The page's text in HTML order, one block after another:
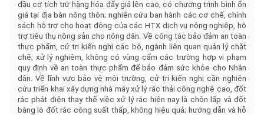
đầu cơ tích trữ hàng hóa đẩy giá lên cao, có chương trình bình ổn
giá tại địa bàn nông thôn; nghiên cứu ban hành các cơ chế, chính
sách hỗ trợ cho hoạt động của các HTX dịch vụ nông nghiệp, hỗ
trợ tiêu thụ nông sản cho nông dân. Về công tác bảo đảm an toàn
thực phẩm, cử tri kiến nghị các bộ, ngành liên quan quản lý chặt
chẽ, xử lý nghiêm, không có vùng cấm các trường hợp vi phạm
quy định về an toàn thực phẩm để bảo đảm sức khỏe cho Nhân
dân. Về lĩnh vực bảo vệ môi trường, cử tri kiến nghị cần nghiên
cứu triển khai xây dựng nhà máy xử lý rác thải công nghệ cao, đốt
rác phát điện thay thế việc xử lý rác hiện nay là chôn lấp và đốt
bằng lò đốt rác công suất thấp, không hiệu quả; hướng dẫn và hỗ